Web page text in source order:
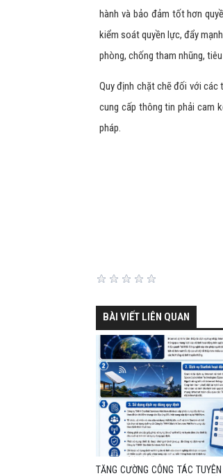
hành và bảo đảm tốt hơn
kiểm soát quyền lực, đẩy
phòng, chống tham nhũng,
Quy định chặt chẽ đối với
cung cấp thông tin phải cam
pháp.
BÀI VIẾT LIÊN QUAN
TĂNG CƯỜNG CÔNG TÁC TUYÊN